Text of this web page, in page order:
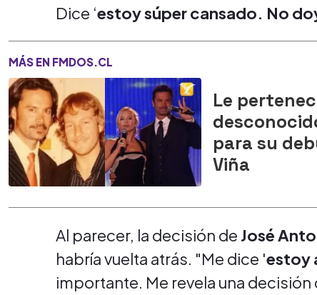
Dice ‘estoy súper cansado. No
MÁS EN FMDOS.CL
Le
para su
Viña
Al parecer, la decisión de José
habría vuelta atrás. "Me dice 'estoy
importante. Me revela una